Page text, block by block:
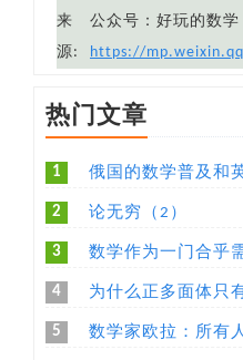
来
源:
公众号：好玩的数学
https://
热门文章
1 俄国的数学普及和
2 论无穷（2）
3 数学作为一门合乎
4 为什么正多面体只有 5
5 数学家欧拉：所有